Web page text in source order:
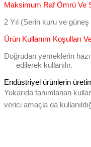
Maksimum Raf Ömrü Ve
2 Yıl (Serin kuru ve
Ürün Kullanım Koşulları
Doğrudan yemeklerin
edilerek kullanılır.
Endüstriyel ürünlerin
Yukarıda tanımlanan
verici amaçla da